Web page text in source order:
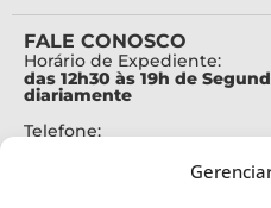
FALE CONOSCO
Horário de Expediente:
das 12h30 às 19h de
diariamente
Telefone: